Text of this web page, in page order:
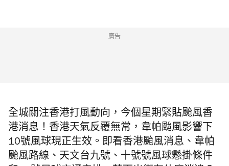
廣告
全城關注香港打風動向，今個星期緊貼颱風香
港消息！香港天氣反覆無常，韋帕颱風影響下
10號風球現正生效。即看香港颱風消息、韋帕
颱風路線、天文台九號、十號號風球懸掛條件